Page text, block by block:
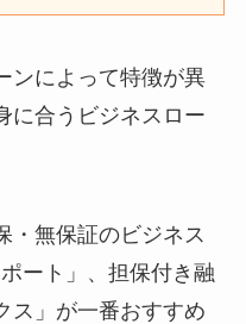
ンによって特徴が異
に合うビジネスロー
・無保証のビジネス
ート」、担保付き融
ス」が一番おすすめ